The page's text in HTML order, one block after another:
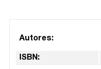
Autores:
ISBN: